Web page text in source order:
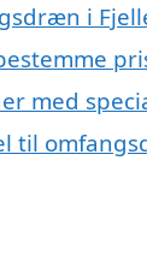
i
med
til